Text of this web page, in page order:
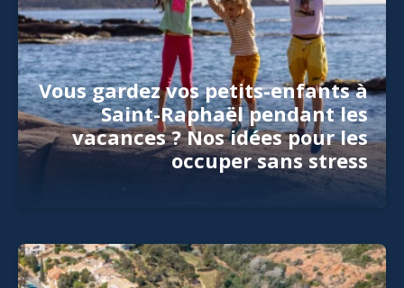
Vous gardez vos petits-enfants à
Saint-Raphaël pendant les
vacances ? Nos idées pour les
occuper sans stress